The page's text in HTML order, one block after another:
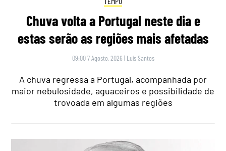
Chuva volta a Portugal neste dia e
estas serão as regiões mais afetadas
09:00 7 Agosto, 2026 | Luís Santos
A chuva regressa a Portugal, acompanhada por
maior nebulosidade, aguaceiros e possibilidade de
trovoada em algumas regiões